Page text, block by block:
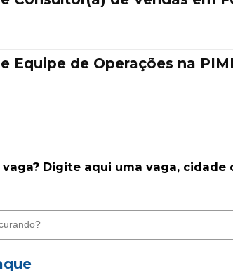
Equipe de Operações na
Digite aqui uma vaga, cidade